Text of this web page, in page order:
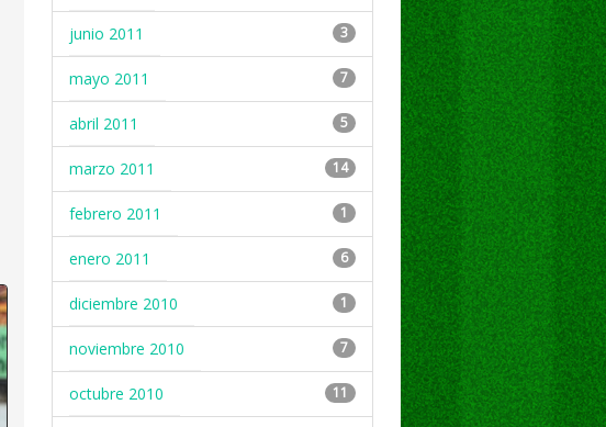
junio 2011 3
mayo 2011 7
abril 2011 5
marzo 2011 14
febrero 2011 1
enero 2011 6
diciembre 2010 1
noviembre 2010 7
octubre 2010 11